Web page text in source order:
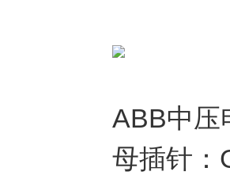
ABB中压
母插针：